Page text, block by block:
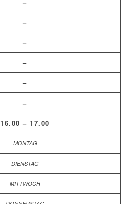
–
–
–
–
–
16.00 – 17.00